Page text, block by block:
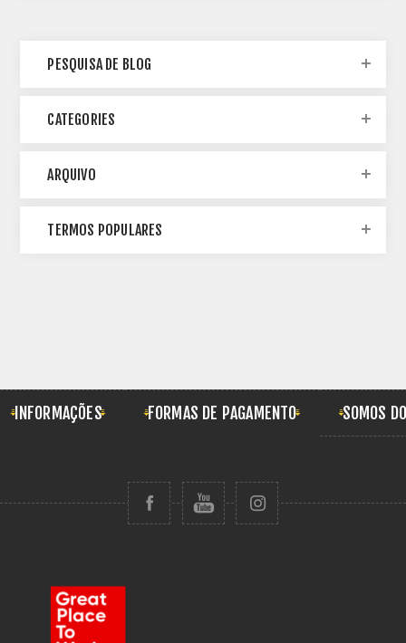
PESQUISA DE BLOG
CATEGORIES
ARQUIVO
TERMOS POPULARES
INFORMAÇÕES FORMAS DE PAGAMENTO SOMOS